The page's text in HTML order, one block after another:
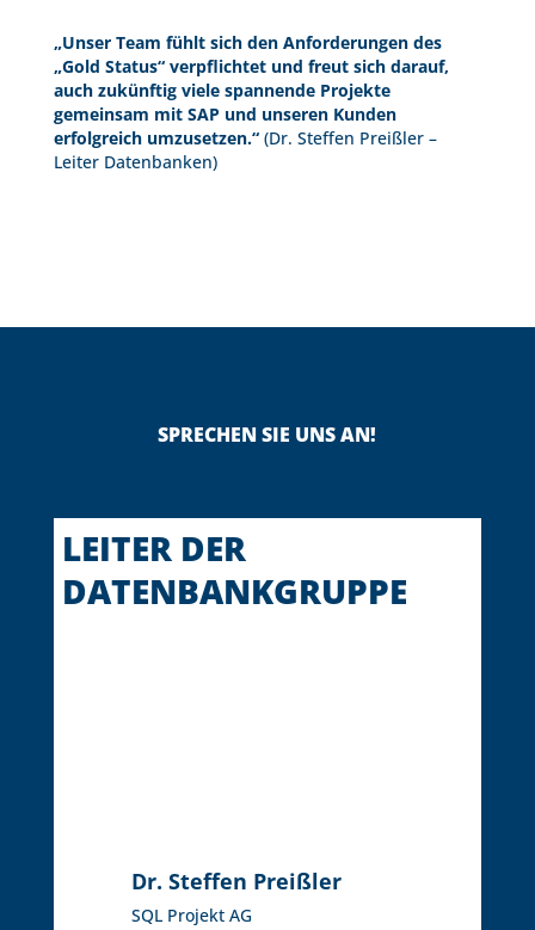
„Unser Team fühlt sich den Anforderungen des
„Gold Status“ verpflichtet und freut sich darauf,
auch zukünftig viele spannende Projekte
gemeinsam mit SAP und unseren Kunden
erfolgreich umzusetzen.“(Dr. Steffen Preißler –
Leiter Datenbanken)
SPRECHEN SIE UNS AN!
LEITER DER
DATENBANKGRUPPE
Dr. Steffen Preißler
SQL Projekt AG